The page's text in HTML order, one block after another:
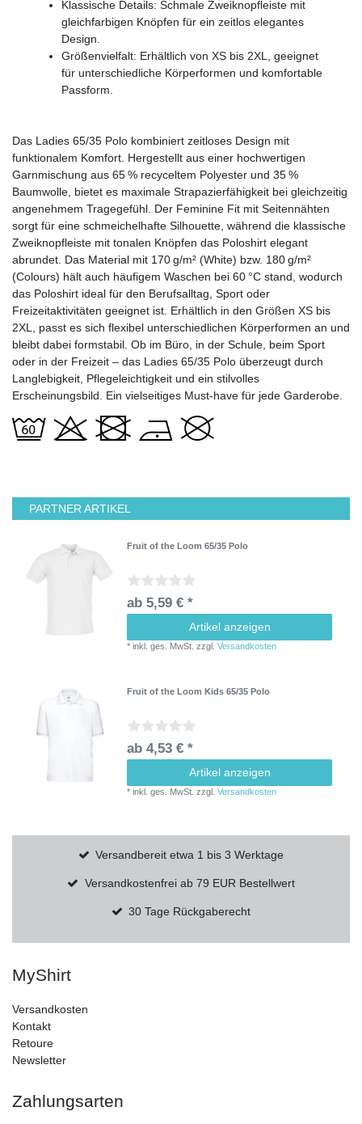
Klassische Details: Schmale Zweiknopfleiste mit
gleichfarbigen Knöpfen für ein zeitlos elegantes
Design.
Größenvielfalt: Erhältlich von XS bis 2XL, geeignet
für unterschiedliche Körperformen und komfortable
Passform.
Das Ladies 65/35 Polo kombiniert zeitloses Design mit
funktionalem Komfort. Hergestellt aus einer hochwertigen
Garnmischung aus 65 % recyceltem Polyester und 35 %
Baumwolle, bietet es maximale Strapazierfähigkeit bei gleichzeitig
angenehmem Tragegefühl. Der Feminine Fit mit Seitennähten
sorgt für eine schmeichelhafte Silhouette, während die klassische
Zweiknopfleiste mit tonalen Knöpfen das Poloshirt elegant
abrundet. Das Material mit 170 g/m² (White) bzw. 180 g/m²
(Colours) hält auch häufigem Waschen bei 60 °C stand, wodurch
das Poloshirt ideal für den Berufsalltag, Sport oder
Freizeitaktivitäten geeignet ist. Erhältlich in den Größen XS bis
2XL, passt es sich flexibel unterschiedlichen Körperformen an und
bleibt dabei formstabil. Ob im Büro, in der Schule, beim Sport
oder in der Freizeit – das Ladies 65/35 Polo überzeugt durch
Langlebigkeit, Pflegeleichtigkeit und ein stilvolles
Erscheinungsbild. Ein vielseitiges Must-have für jede Garderobe.
PARTNER ARTIKEL
Fruit of the Loom 65/35 Polo
ab 5,59 € *
Artikel anzeigen
*inkl. ges. MwSt. zzgl.Versandkosten
Fruit of the Loom Kids 65/35 Polo
ab 4,53 € *
Artikel anzeigen
*inkl. ges. MwSt. zzgl.Versandkosten
Versandbereit etwa 1 bis 3 Werktage
Versandkostenfrei ab 79 EUR Bestellwert
30 Tage Rückgaberecht
MyShirt
Versandkosten
Kontakt
Retoure
Newsletter
Zahlungsarten